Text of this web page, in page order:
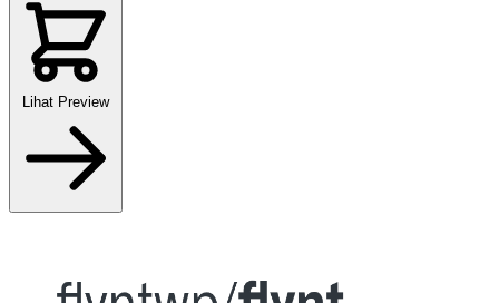
Lihat Preview